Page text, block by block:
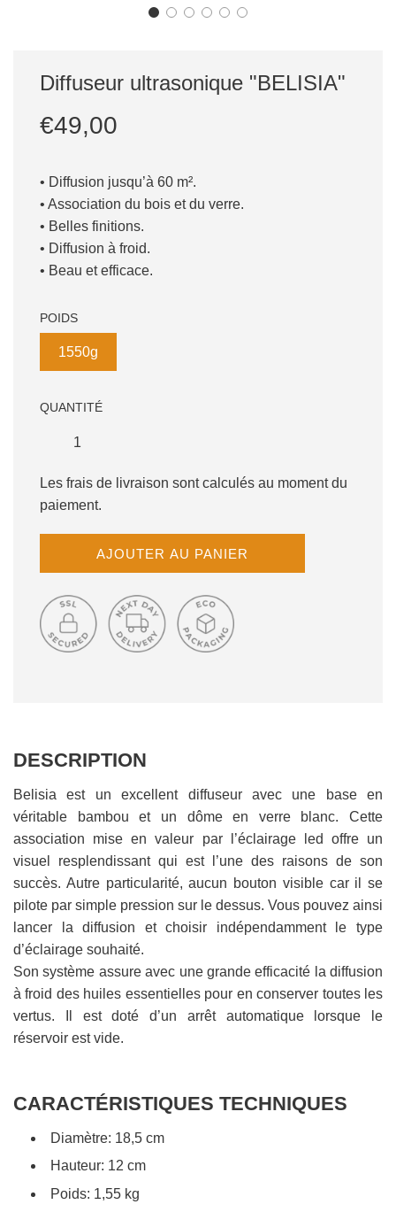
Diffuseur ultrasonique "BELISIA"
Prix
Prix
régulier
€49,00
• Diffusion jusqu’à 60 m².
• Association du bois et du verre.
• Belles finitions.
• Diffusion à froid.
• Beau et efficace.
POIDS
1550g
QUANTITÉ
Les frais de livraison sont calculés au moment du
paiement.
C
H
G
N
O
U
R
.
.
.
AJOUTER AU PANIER
DESCRIPTION
Belisia est un excellent diffuseur avec une base en
véritable bambou et un dôme en verre blanc. Cette
association mise en valeur par l’éclairage led offre un
visuel resplendissant qui est l’une des raisons de son
succès. Autre particularité, aucun bouton visible car il se
pilote par simple pression sur le dessus. Vous pouvez ainsi
lancer la diffusion et choisir indépendamment le type
d’éclairage souhaité.
Son système assure avec une grande efficacité la diffusion
à froid des huiles essentielles pour en conserver toutes les
vertus. Il est doté d’un arrêt automatique lorsque le
réservoir est vide.
CARACTÉRISTIQUES TECHNIQUES
Diamètre: 18,5 cm
Hauteur: 12 cm
Poids: 1,55 kg